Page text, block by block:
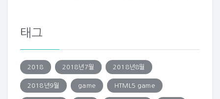
태그
2018 2018년7월 2018년8월
2018년9월 game HTML5 game